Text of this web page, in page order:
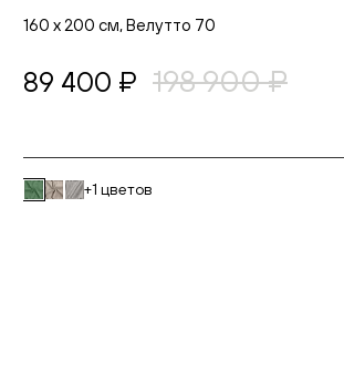
160 х 200 см, Велутто 70
89 400 ₽ 198 900 ₽
+1 цветов